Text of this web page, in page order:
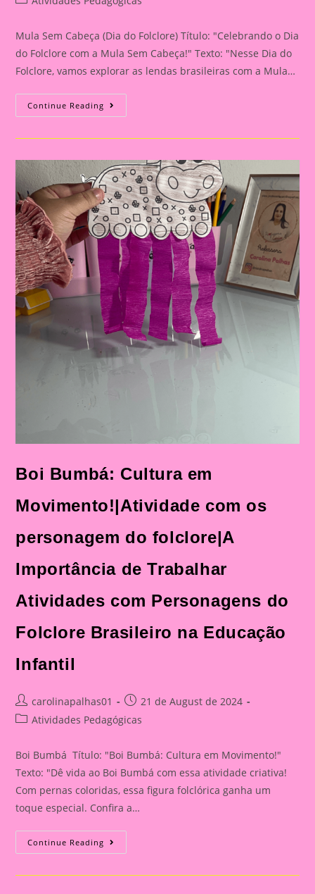
Mula Sem Cabeça (Dia do Folclore) Título: "Celebrando o Dia
do Folclore com a Mula Sem Cabeça!" Texto: "Nesse Dia do
Folclore, vamos explorar as lendas brasileiras com a Mula…
Continue Reading Celebrando
O
Do
A
Mula
Sem
Cabeça!|Atividade
Com
Os
Personagem
Do
Folclore|A
Importância
De
Trabalhar
Atividades
Com
Personagens
Do
Folclore
Brasileiro
Na
Educação
Infantil
Boi Bumbá: Cultura em
Movimento!|Atividade com os
personagem do folclore|A
Importância de Trabalhar
Atividades com Personagens do
Folclore Brasileiro na Educação
Infantil
Post
author:
carolinapalhas01
Post
published:
21 de August de 2024
PostAtividades Pedagógicas
Boi Bumbá Título: "Boi Bumbá: Cultura em Movimento!"
Texto: "Dê vida ao Boi Bumbá com essa atividade criativa!
Com pernas coloridas, essa figura folclórica ganha um
toque especial. Confira a…
Continue Reading Boi
Bumbá:
Em